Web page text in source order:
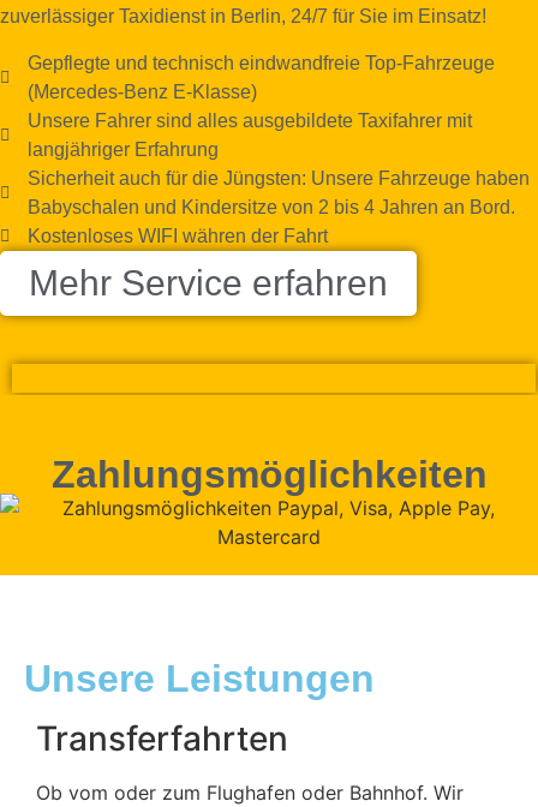
zuverlässiger Taxidienst in Berlin, 24/7 für Sie im Einsatz!
Gepflegte und technisch eindwandfreie Top-Fahrzeuge
(Mercedes-Benz E-Klasse)
Unsere Fahrer sind alles ausgebildete Taxifahrer mit
langjähriger Erfahrung
Sicherheit auch für die Jüngsten: Unsere Fahrzeuge haben
Babyschalen und Kindersitze von 2 bis 4 Jahren an Bord.
Kostenloses WIFI währen der Fahrt
Mehr Service erfahren
Zahlungsmöglichkeiten
Unsere Leistungen
Transferfahrten
Ob vom oder zum Flughafen oder Bahnhof. Wir